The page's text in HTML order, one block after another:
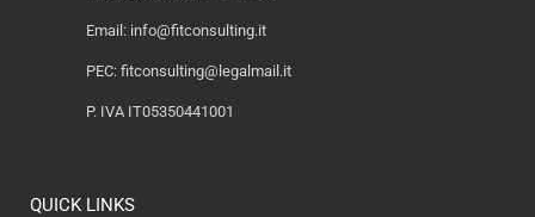
Email: info@fitconsulting.it
PEC: fitconsulting@legalmail.it
P. IVA IT05350441001
QUICK LINKS